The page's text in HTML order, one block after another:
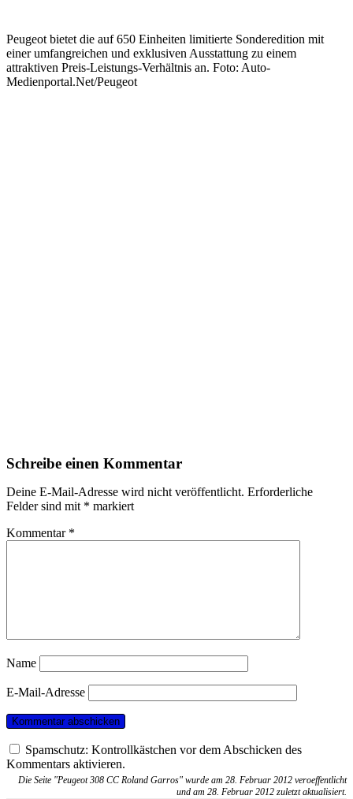
Peugeot bietet die auf 650 Einheiten limitierte Sonderedition mit
einer umfangreichen und exklusiven Ausstattung zu einem
attraktiven Preis-Leistungs-Verhältnis an. Foto: Auto-
Medienportal.Net/Peugeot
Schreibe einen Kommentar
Deine E-Mail-Adresse wird nicht veröffentlicht. Erforderliche
Felder sind mit * markiert
Kommentar *
Name
E-Mail-Adresse
Spamschutz: Kontrollkästchen vor dem Abschicken des
Kommentars aktivieren.
Die Seite "Peugeot 308 CC Roland Garros" wurde am 28. Februar 2012 veroeffentlicht
und am 28. Februar 2012 zuletzt aktualisiert.